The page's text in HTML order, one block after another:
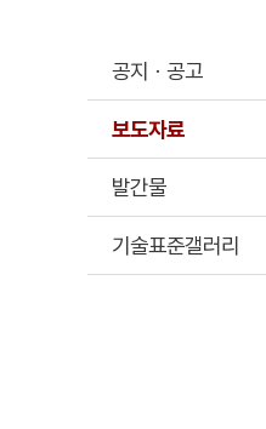
공지ㆍ공고
보도자료
발간물
기술표준갤러리